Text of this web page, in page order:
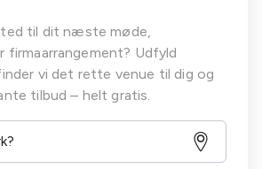
til dit næste møde,
firmaarrangement? Udfyld
vi det rette venue til dig og
tilbud – helt gratis.